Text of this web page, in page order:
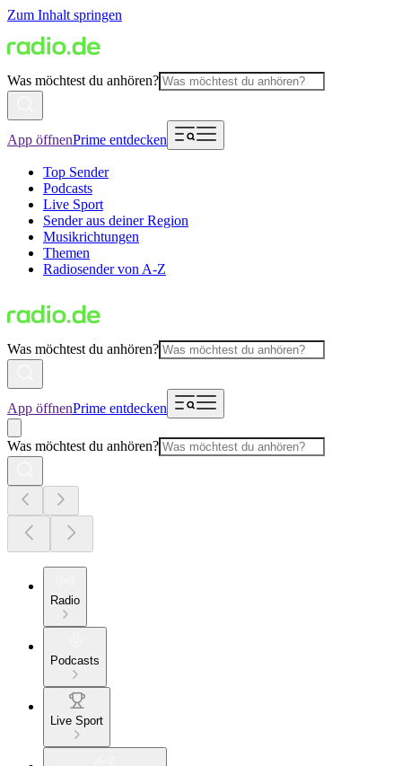
Zum Inhalt springen
Was möchtest du anhören?
App öffnenPrime entdecken
Top Sender
Podcasts
Live Sport
Sender aus deiner Region
Musikrichtungen
Themen
Radiosender von A-Z
Was möchtest du anhören?
App öffnenPrime entdecken
Was möchtest du anhören?
Radio
Podcasts
Live Sport